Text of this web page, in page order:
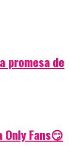
promesa de
Only Fans😏